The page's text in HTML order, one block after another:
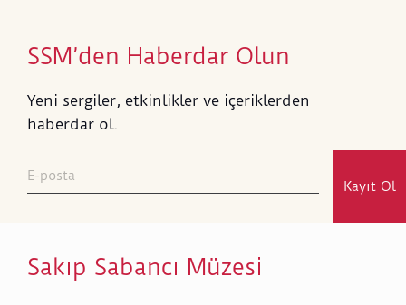
SSM’den Haberdar Olun
Yeni sergiler, etkinlikler ve içeriklerden
haberdar ol.
Kayıt Ol
Sakıp Sabancı Müzesi